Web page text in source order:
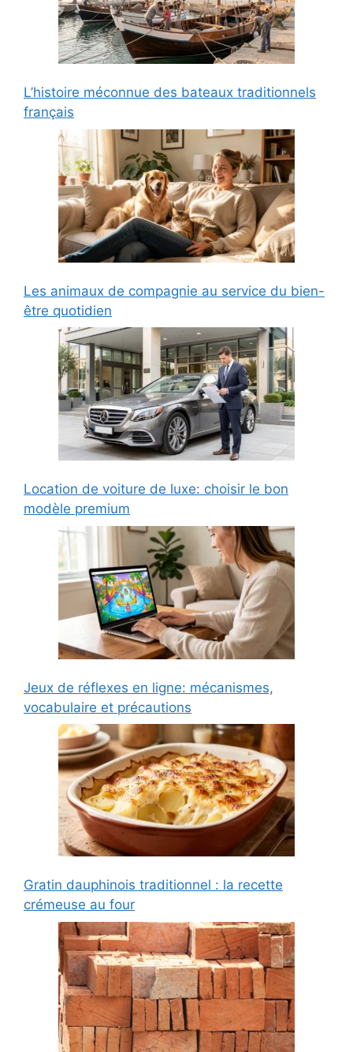
L’histoire méconnue des bateaux traditionnels
français
Les animaux de compagnie au service du bien-
être quotidien
Location de voiture de luxe: choisir le bon
modèle premium
Jeux de réflexes en ligne: mécanismes,
vocabulaire et précautions
Gratin dauphinois traditionnel : la recette
crémeuse au four